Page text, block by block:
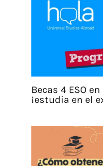
Becas 4 ESO
¡estudia en el